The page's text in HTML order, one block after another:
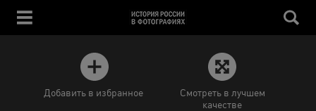
Добавить в избранное
Смотреть в лучшем
качестве